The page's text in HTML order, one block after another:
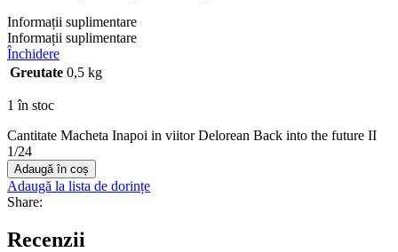
Informații suplimentare
Informații suplimentare
Închidere
Greutate 0,5 kg
1 în stoc
Cantitate Macheta Inapoi in viitor Delorean Back into the future II
1/24
Adaugă în coș
Adaugă la lista de dorințe
Share:
Recenzii